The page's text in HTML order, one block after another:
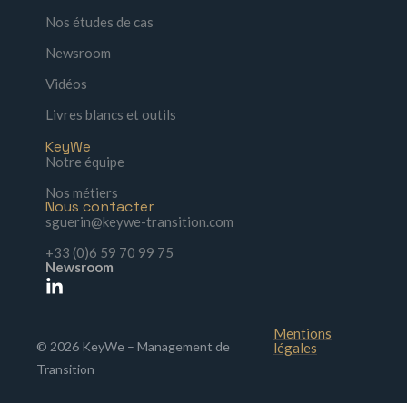
Nos études de cas
Newsroom
Vidéos
Livres blancs et outils
KeyWe
Notre équipe
Nos métiers
Nous contacter
sguerin@keywe-transition.com
+33 (0)6 59 70 99 75
Newsroom
© 2026 KeyWe – Management de
Transition
Mentions
légales